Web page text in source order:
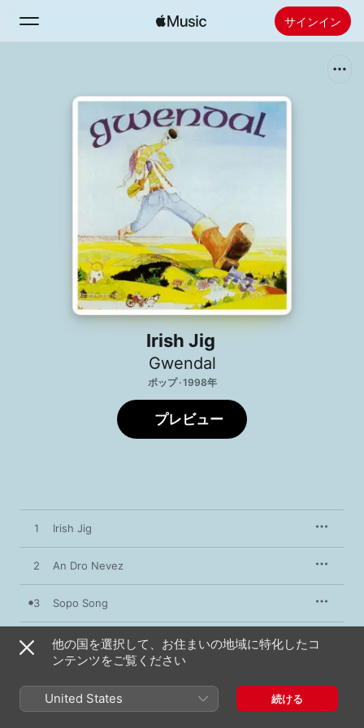
サインイン
新着おすすめ
Apple Musicをインストール
Irish Jig
Gwendal
ポップ · 1998年
プレビュー
1 Irish Jig
2 An Dro Nevez
3 Sopo Song
4 Flop Eared Mule
6 Bourree Auvergnate
他の国を選択して、お住まいの地域に特化したコ
ンテンツをご覧ください
United States 続ける